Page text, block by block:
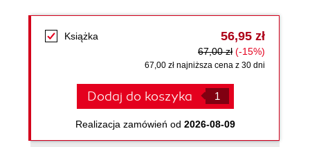
Książka 56,95 zł
67,00 zł (-15%)
67,00 zł najniższa cena z 30 dni
Dodaj do koszyka
Realizacja zamówień od 2026-08-09